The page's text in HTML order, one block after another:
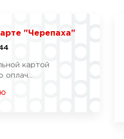
"Черепаха"
картой